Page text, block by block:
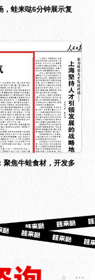
，蛙来哒6分钟展示复
聚焦牛蛙食材，开发多